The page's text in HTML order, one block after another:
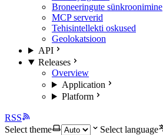
Broneeringute sünkroonimine
MCP serverid
Tehisintellekti oskused
Geolokatsioon
API
Releases
Overview
Application
Platform
RSS
Select theme
Select language